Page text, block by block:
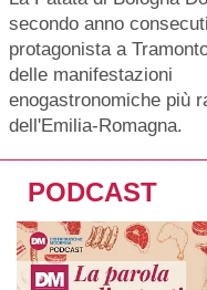
secondo anno
protagonista a
delle manifestazioni
enogastronomiche più
dell'Emilia-Romagna.
PODCAST